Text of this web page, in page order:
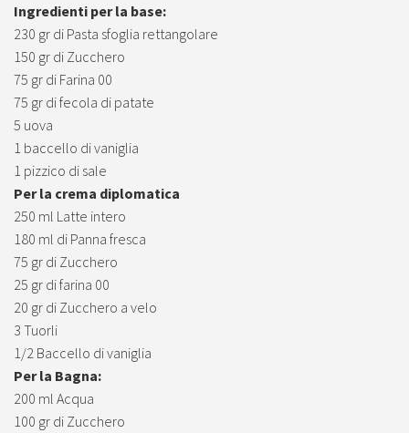
Ingredienti per la base:
230 gr di Pasta sfoglia rettangolare
150 gr di Zucchero
75 gr di Farina 00
75 gr di fecola di patate
5 uova
1 baccello di vaniglia
1 pizzico di sale
Per la crema diplomatica
250 ml Latte intero
180 ml di Panna fresca
75 gr di Zucchero
25 gr di farina 00
20 gr di Zucchero a velo
3 Tuorli
1/2 Baccello di vaniglia
Per la Bagna:
200 ml Acqua
100 gr di Zucchero